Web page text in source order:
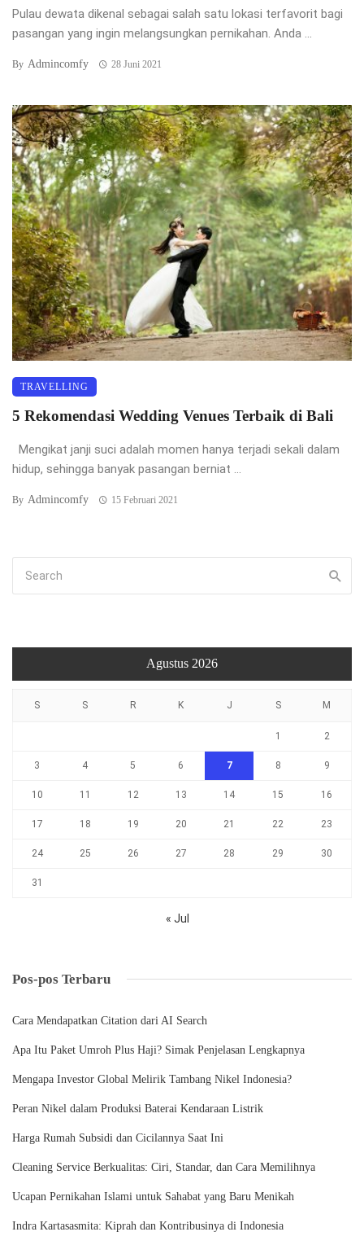
Pulau dewata dikenal sebagai salah satu lokasi terfavorit bagi
pasangan yang ingin melangsungkan pernikahan. Anda ...
By Admincomfy 28 Juni 2021
TRAVELLING
5 Rekomendasi Wedding Venues Terbaik di Bali
Mengikat janji suci adalah momen hanya terjadi sekali dalam
hidup, sehingga banyak pasangan berniat ...
By Admincomfy 15 Februari 2021
Agustus 2026
S S R K J S M
1 2
3 4 5 6 7 8 9
10 11 12 13 14 15 16
17 18 19 20 21 22 23
24 25 26 27 28 29 30
31
« Jul
Pos-pos Terbaru
Cara Mendapatkan Citation dari AI Search
Apa Itu Paket Umroh Plus Haji? Simak Penjelasan Lengkapnya
Mengapa Investor Global Melirik Tambang Nikel Indonesia?
Peran Nikel dalam Produksi Baterai Kendaraan Listrik
Harga Rumah Subsidi dan Cicilannya Saat Ini
Cleaning Service Berkualitas: Ciri, Standar, dan Cara Memilihnya
Ucapan Pernikahan Islami untuk Sahabat yang Baru Menikah
Indra Kartasasmita: Kiprah dan Kontribusinya di Indonesia